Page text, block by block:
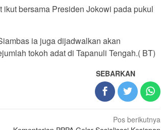
bersama Presiden Jokowi pada pukul
ia juga dijadwalkan akan
tokoh adat di Tapanuli Tengah.( BT)
SEBARKAN
Pos berikutnya